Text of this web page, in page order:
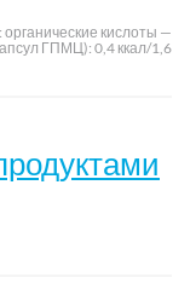
кислоты —
ГПМЦ): 0,4 ккал/1,6